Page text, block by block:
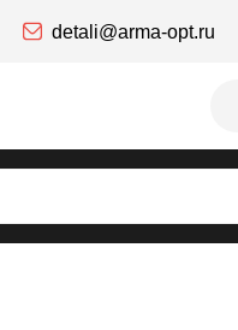
detali@arma-opt.ru